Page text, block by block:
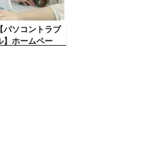
思った時パソコ
から削除できな
いと言うその方法
対策。
【パソコントラブ
】ホームペー